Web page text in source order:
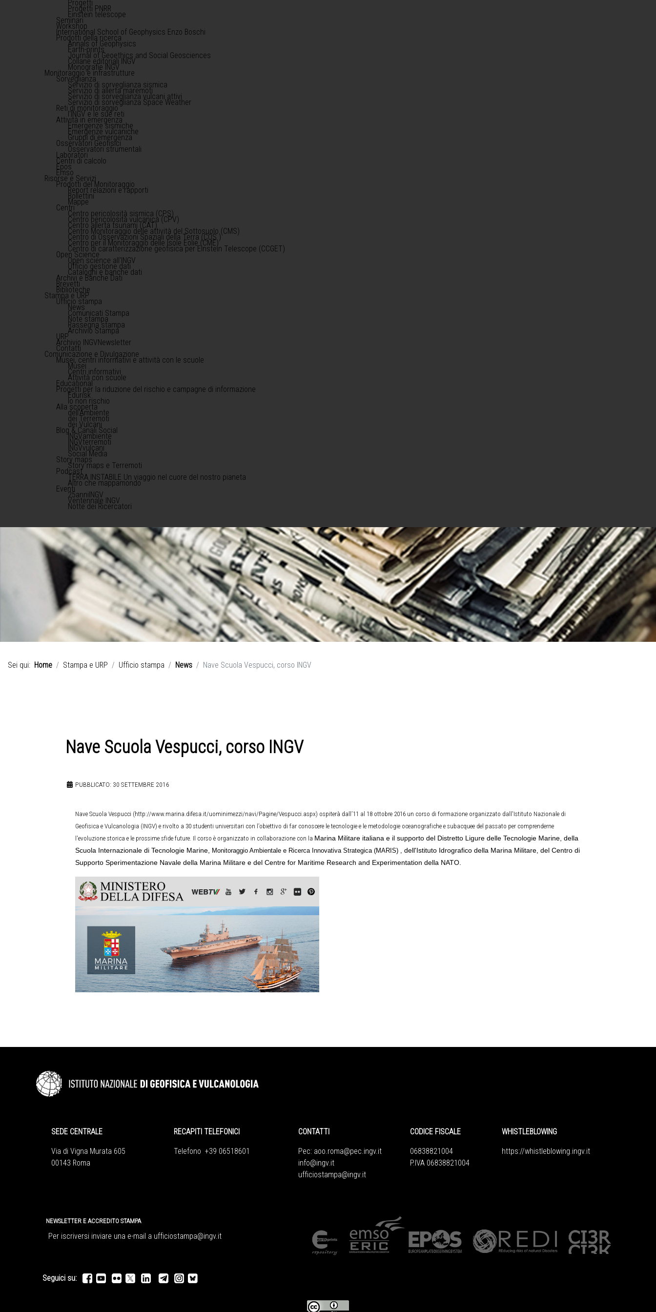
Progetti
Progetti PNRR
Einstein telescope
Seminari
Workshop
International School of Geophysics Enzo Boschi
Prodotti della ricerca
Annals of Geophysics
Earth-prints
Journal of Geoethics and Social Geosciences
Collane editoriali INGV
Monografie INGV
Monitoraggio e infrastrutture
Sorveglianza
Servizio di sorveglianza sismica
Servizio di allerta maremoti
Servizio di sorveglianza vulcani attivi
Servizio di sorveglianza Space Weather
Reti di monitoraggio
l'INGV e le sue reti
Attività in emergenza
Emergenze sismiche
Emergenze vulcaniche
Gruppi di emergenza
Osservatori Geofisici
Osservatori strumentali
Laboratori
Centri di calcolo
Epos
Emso
Risorse e Servizi
Prodotti del Monitoraggio
Report relazioni e rapporti
Bollettini
Mappe
Centri
Centro pericolosità sismica (CPS)
Centro pericolosità vulcanica (CPV)
Centro allerta tsunami (CAT)
Centro Monitoraggio delle attività del Sottosuolo (CMS)
Centro di Osservazioni Spaziali della Terra (COS )
Centro per il Monitoraggio delle Isole Eolie (CME)
Centro di caratterizzazione geofisica per Einstein Telescope (CCGET)
Open Science
Open science all'INGV
Ufficio gestione dati
Cataloghi e banche dati
Archivi e Banche Dati
Brevetti
Biblioteche
Stampa e URP
Ufficio stampa
News
Comunicati Stampa
Note stampa
Rassegna stampa
Archivio Stampa
URP
Archivio INGVNewsletter
Contatti
Comunicazione e Divulgazione
Musei, centri informativi e attività con le scuole
Musei
Centri informativi
Attività con scuole
Educational
Progetti per la riduzione del rischio e campagne di informazione
Edurisk
Io non rischio
Alla scoperta
dell'Ambiente
dei Terremoti
dei Vulcani
Blog & Canali Social
INGVambiente
INGVterremoti
INGVvulcani
Social Media
Story maps
Story maps e Terremoti
Podcast
TERRA INSTABILE Un viaggio nel cuore del nostro pianeta
Altro che mappamondo
Eventi
25anniINGV
Ventennale INGV
Notte dei Ricercatori
Sei qui: Home Stampa e URP Ufficio stampa News Nave Scuola Vespucci, corso INGV
Nave Scuola Vespucci, corso INGV
PUBBLICATO: 30 SETTEMBRE 2016
Nave Scuola Vespucci (http://www.marina.difesa.it/uominimezzi/navi/Pagine/Vespucci.aspx) ospiterà dall’11 al 18 ottobre 2016 un corso di formazione organizzato dall'Istituto Nazionale di
Geofisica e Vulcanologia (INGV) e rivolto a 30 studenti universitari con l’obiettivo di far conoscere le tecnologie e le metodologie oceanografiche e subacquee del passato per comprenderne
l'evoluzione storica e le prossime sfide future. Il corso è organizzato in collaborazione con la Marina Militare italiana e il supporto del Distretto Ligure delle Tecnologie Marine, della
Scuola Internazionale di Tecnologie Marine, Monitoraggio Ambientale e Ricerca Innovativa Strategica (MARIS) ,dell'Istituto Idrografico della Marina Militare, del Centro di
Supporto Sperimentazione Navale della Marina Militare e del Centre for Maritime Research and Experimentation della NATO.
SEDE CENTRALE
Via di Vigna Murata 605
00143 Roma
RECAPITI TELEFONICI
Telefono +39 06518601
CONTATTI
Pec: aoo.roma@pec.ingv.it
info@ingv.it
ufficiostampa@ingv.it
CODICE FISCALE
06838821004
P.IVA 06838821004
WHISTLEBLOWING
https://whistleblowing.ingv. it
NEWSLETTER E ACCREDITO STAMPA
Per iscriversi inviare una e-mail a ufficiostampa@ingv.it
Seguici su: